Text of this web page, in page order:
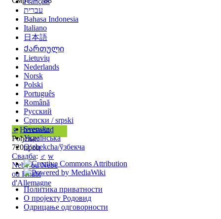
♀ Hereswind
Рођење:
720проц
Свадба: ♂ w
Neby ou Nebe
ou Hnabi
d'Allemagne
עברית
Bahasa Indonesia
Italiano
日本語
Ქართული
Lietuvių
Nederlands
Norsk
Polski
Português
Română
Русский
Српски / srpski
Svenska
Українська
Oʻzbekcha/ўзбекча
Политика приватности
О пројекту Родовид
Одрицање одговорности